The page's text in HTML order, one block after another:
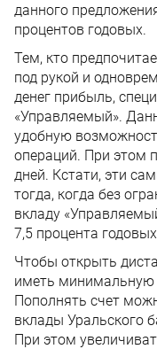
данного
процентов годовых.
Тем, кто
под рукой и
денег прибыль,
«Управляемый».
удобную
операций. При этом
дней. Кстати, эти
тогда, когда без
вкладу
7,5 процента
Чтобы открыть
иметь минимальную
Пополнять счет
вклады Уральского
При этом